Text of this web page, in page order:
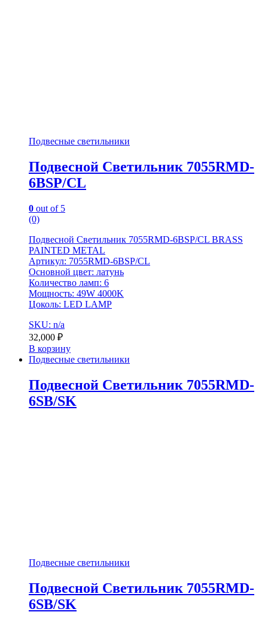
Подвесные светильники
Подвесной Светильник 7055RMD-
6BSP/CL
0 out of 5
(0)
Подвесной Светильник 7055RMD-6BSP/CL BRASS
PAINTED METAL
Артикул: 7055RMD-6BSP/CL
Основной цвет: латунь
Количество ламп: 6
Мощность: 49W 4000K
Цоколь: LED LAMP
SKU: n/a
32,000 ₽
В корзину
Подвесные светильники
Подвесной Светильник 7055RMD-
6SB/SK
Подвесные светильники
Подвесной Светильник 7055RMD-
6SB/SK